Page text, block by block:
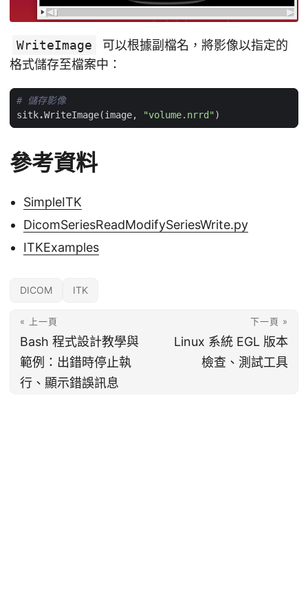
WriteImage
可以根據副檔名，將影像以指定的
格式儲存至檔案中：
# 儲存影像
sitk.WriteImage(image, "volume.nrrd")
參考資料
SimpleITK
DicomSeriesReadModifySeriesWrite.py
ITKExamples
DICOM ITK
« 上一頁
Bash 程式設計教學與
範例：出錯時停止執
行、顯示錯誤訊息
下一頁 »
Linux 系統 EGL 版本
檢查、測試工具